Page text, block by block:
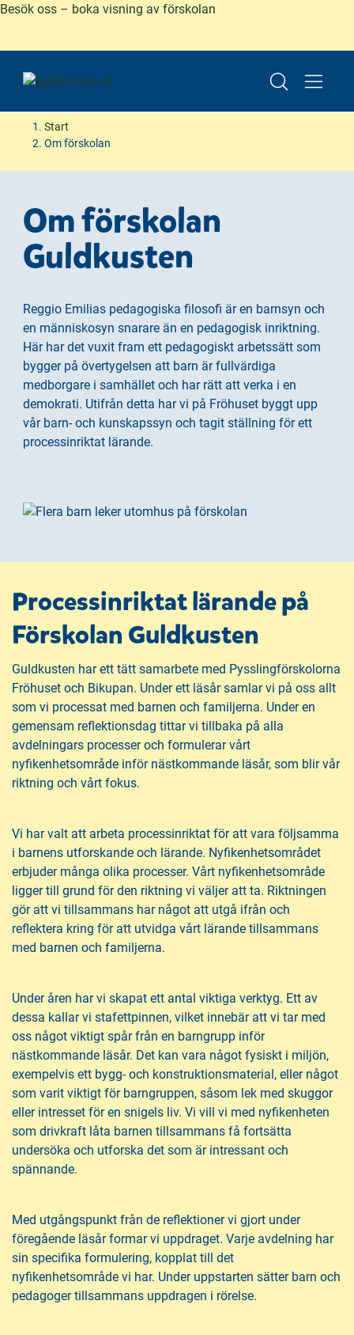
Besök oss – boka visning av förskolan
H
H
Start
Om förskolan
Om förskolan
Guldkusten
Reggio Emilias pedagogiska filosofi är en barnsyn och
en människosyn snarare än en pedagogisk inriktning.
Här har det vuxit fram ett pedagogiskt arbetssätt som
bygger på övertygelsen att barn är fullvärdiga
medborgare i samhället och har rätt att verka i en
demokrati. Utifrån detta har vi på Fröhuset byggt upp
vår barn- och kunskapssyn och tagit ställning för ett
processinriktat lärande.
Processinriktat lärande på
Förskolan Guldkusten
Guldkusten har ett tätt samarbete med Pysslingförskolorna
Fröhuset och Bikupan. Under ett läsår samlar vi på oss allt
som vi processat med barnen och familjerna. Under en
gemensam reflektionsdag tittar vi tillbaka på alla
avdelningars processer och formulerar vårt
nyfikenhetsområde inför nästkommande läsår, som blir vår
riktning och vårt fokus.
Vi har valt att arbeta processinriktat för att vara följsamma
i barnens utforskande och lärande. Nyfikenhetsområdet
erbjuder många olika processer. Vårt nyfikenhetsområde
ligger till grund för den riktning vi väljer att ta. Riktningen
gör att vi tillsammans har något att utgå ifrån och
reflektera kring för att utvidga vårt lärande tillsammans
med barnen och familjerna.
Under åren har vi skapat ett antal viktiga verktyg. Ett av
dessa kallar vi stafettpinnen, vilket innebär att vi tar med
oss något viktigt spår från en barngrupp inför
nästkommande läsår. Det kan vara något fysiskt i miljön,
exempelvis ett bygg- och konstruktionsmaterial, eller något
som varit viktigt för barngruppen, såsom lek med skuggor
eller intresset för en snigels liv. Vi vill vi med nyfikenheten
som drivkraft låta barnen tillsammans få fortsätta
undersöka och utforska det som är intressant och
spännande.
Med utgångspunkt från de reflektioner vi gjort under
föregående läsår formar vi uppdraget. Varje avdelning har
sin specifika formulering, kopplat till det
nyfikenhetsområde vi har. Under uppstarten sätter barn och
pedagoger tillsammans uppdragen i rörelse.